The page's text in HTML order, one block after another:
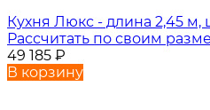
Кухня Люкс - длина 2,45 м,
Рассчитать по своим
49 185 ₽
В корзину